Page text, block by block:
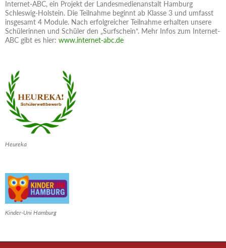
Internet-ABC, ein Projekt der Landesmedienanstalt Hamburg
Schleswig-Holstein. Die Teilnahme beginnt ab Klasse 3 und umfasst
insgesamt 4 Module. Nach erfolgreicher Teilnahme erhalten unsere
Schülerinnen und Schüler den „Surfschein“. Mehr Infos zum Internet-
ABC gibt es hier: www.internet-abc.de
Heureka
Kinder-Uni Hamburg